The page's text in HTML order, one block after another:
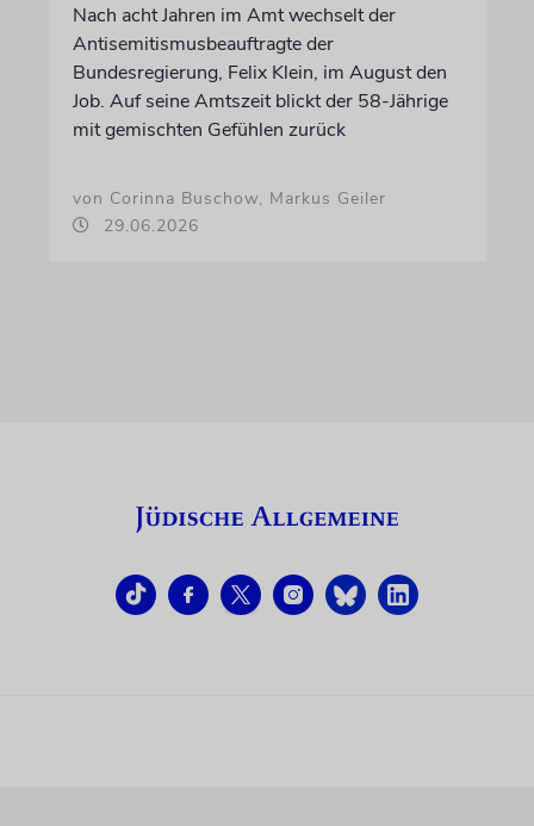
Nach acht Jahren im Amt wechselt der
Antisemitismusbeauftragte der
Bundesregierung, Felix Klein, im August den
Job. Auf seine Amtszeit blickt der 58-Jährige
mit gemischten Gefühlen zurück
von Corinna Buschow, Markus Geiler
29.06.2026